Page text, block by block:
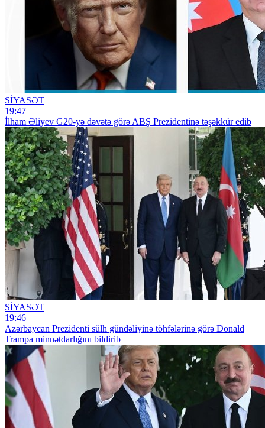
SİYASƏT
19:47
İlham Əliyev G20-yə dəvətə görə ABŞ Prezidentinə təşəkkür edib
SİYASƏT
19:46
Azərbaycan Prezidenti sülh gündəliyinə töhfələrinə görə Donald
Trampa minnətdarlığını bildirib